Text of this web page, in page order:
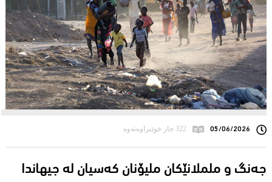
05/06/2026 322 جار خوێنراوەتەوە
جەنگ و ململانێكان ملیۆنان كەسیان لە جیهاندا